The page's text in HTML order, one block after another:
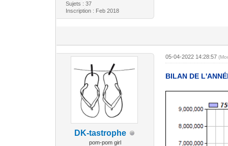
Sujets : 37
Inscription : Feb 2018
DK-tastrophe
pom-pom girl
05-04-2022 14:28:57
BILAN DE